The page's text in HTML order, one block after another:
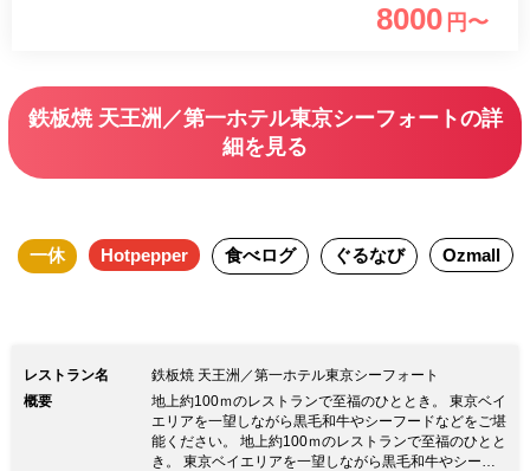
リッジをはじめ東京ベイの大パノラマが
8000 円〜
鉄板焼 天王洲／第一ホテル東京シーフォートの詳
細を見る
一休 Hotpepper 食べログ ぐるなび Ozmall
レストラン名
鉄板焼 天王洲／第一ホテル東京シーフォート
概要
地上約100ｍのレストランで至福のひととき。 東京ベイ
エリアを一望しながら黒毛和牛やシーフードなどをご堪
能ください。 地上約100ｍのレストランで至福のひとと
き。 東京ベイエリアを一望しながら黒毛和牛やシーフ